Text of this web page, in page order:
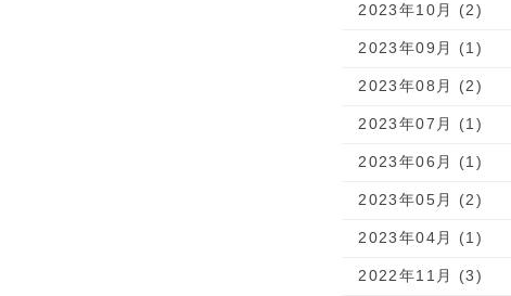
2023年10月 (2)
2023年09月 (1)
2023年08月 (2)
2023年07月 (1)
2023年06月 (1)
2023年05月 (2)
2023年04月 (1)
2022年11月 (3)